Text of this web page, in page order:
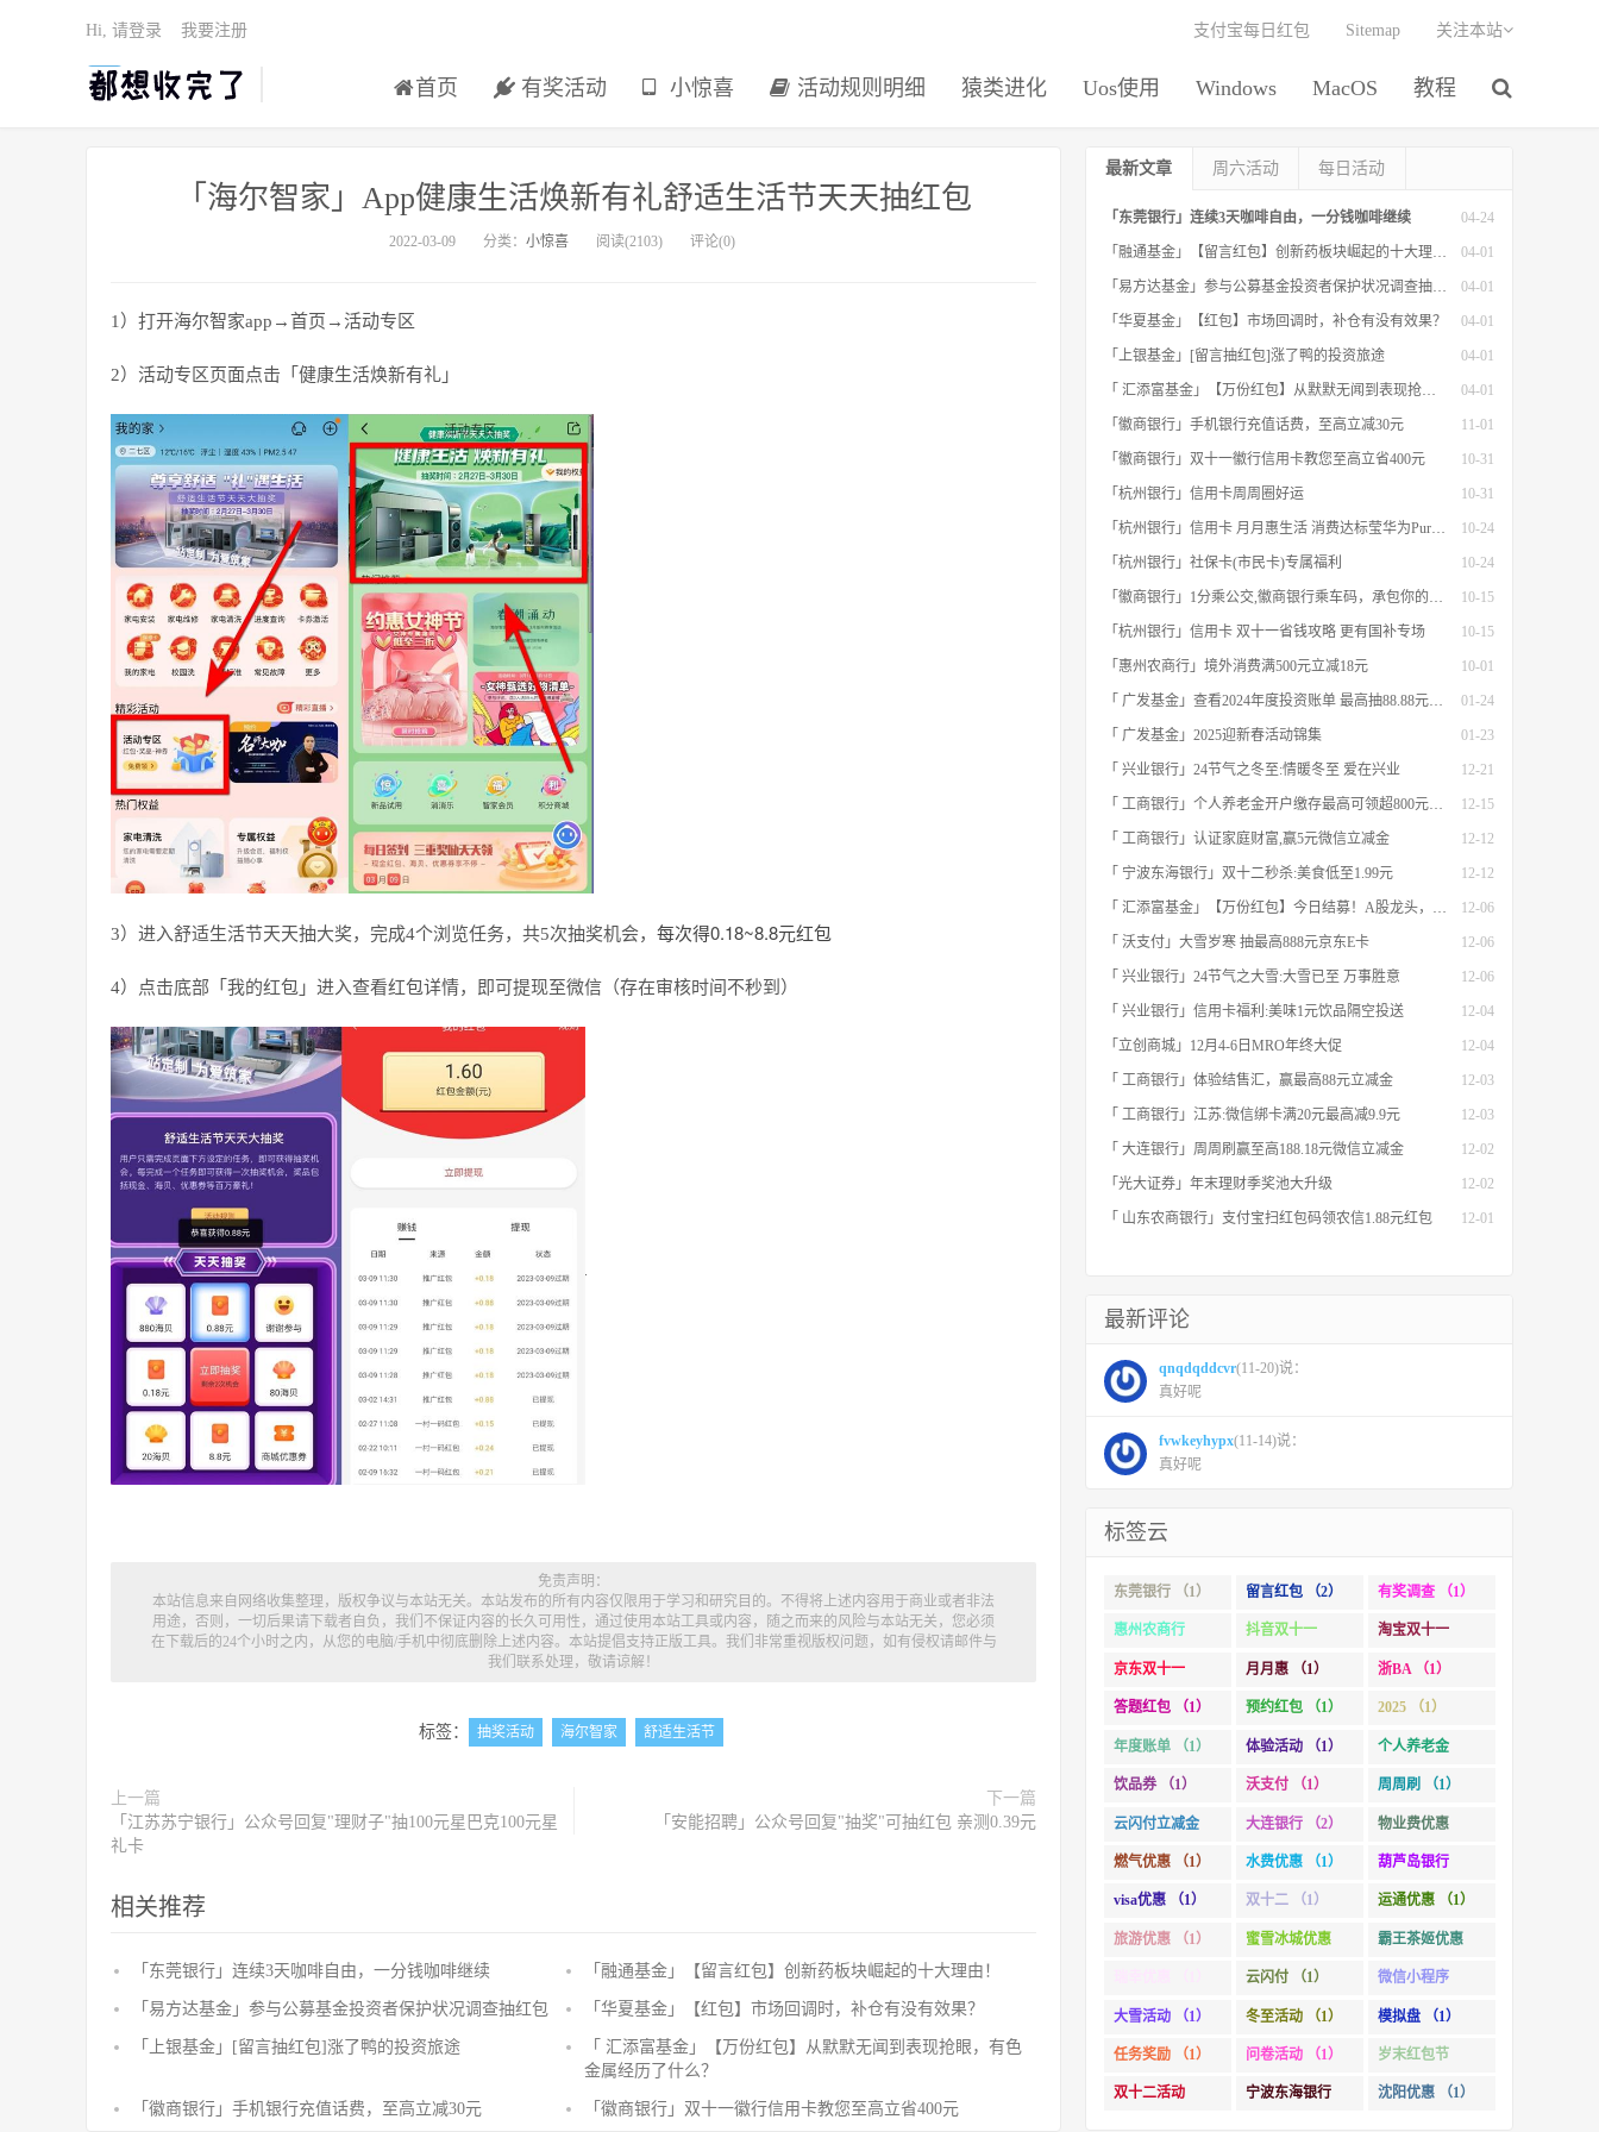
首页 有奖活动 小惊喜 活动规则明细 猿类进化 Uos使用 Windows MacOS 教程
支付宝每日红包 Sitemap 关注本站
Hi, 请登录 我要注册
「海尔智家」App健康生活焕新有礼舒适生活节天天抽红包
2022-03-09 分类： 小惊喜 阅读(2103) 评论(0)
1）打开海尔智家app→首页→活动专区
2）活动专区页面点击「健康生活焕新有礼」
3）进入舒适生活节天天抽大奖，完成4个浏览任务，共5次抽奖机会， 每次得0.18~8.8元红包
4）点击底部「我的红包」进入查看红包详情，即可提现至微信（存在审核时间不秒到）
免责声明：
本站信息来自网络收集整理，版权争议与本站无关。本站发布的所有内容仅限用于学习和研究目的。不得将上述内容用于商业或者非法
用途，否则，一切后果请下载者自负，我们不保证内容的长久可用性，通过使用本站工具或内容，随之而来的风险与本站无关，您必须
在下载后的24个小时之内，从您的电脑/手机中彻底删除上述内容。本站提倡支持正版工具。我们非常重视版权问题，如有侵权请邮件与
我们联系处理，敬请谅解！
标签： 抽奖活动 海尔智家 舒适生活节
上一篇
「江苏苏宁银行」公众号回复"理财子"抽100元星巴克100元星
礼卡
下一篇
「安能招聘」公众号回复"抽奖"可抽红包 亲测0.39元
相关推荐
「东莞银行」连续3天咖啡自由，一分钱咖啡继续 「融通基金」【留言红包】创新药板块崛起的十大理由！
「易方达基金」参与公募基金投资者保护状况调查抽红包 「华夏基金」【红包】市场回调时，补仓有没有效果？
「上银基金」[留言抽红包]​涨了鸭的投资旅途
「 汇添富基金」【万份红包】从默默无闻到表现抢眼，有色
金属经历了什么？
「徽商银行」手机银行充值话费，至高立减30元 「徽商银行」双十一徽行信用卡教您至高立省400元
最新文章 周六活动 每日活动
04-24
「东莞银行」连续3天咖啡自由，一分钱咖啡继续
04-01
「融通基金」【留言红包】创新药板块崛起的十大理由！
04-01
「易方达基金」参与公募基金投资者保护状况调查抽红包
04-01
「华夏基金」【红包】市场回调时，补仓有没有效果？
04-01
「上银基金」[留言抽红包]​涨了鸭的投资旅途
04-01
「 汇添富基金」【万份红包】从默默无闻到表现抢眼，有色金属经历了什么？
11-01
「徽商银行」手机银行充值话费，至高立减30元
10-31
「徽商银行」双十一徽行信用卡教您至高立省400元
10-31
「杭州银行」信用卡周周圈好运
10-24
「杭州银行」信用卡 月月惠生活 消费达标莹华为PuraX MateBook14等好礼
10-24
「杭州银行」社保卡(市民卡)专属福利
10-15
「徽商银行」1分乘公交,徽商银行乘车码，承包你的秋日趣味出行[限合肥]
10-15
「杭州银行」信用卡 双十一省钱攻略 更有国补专场
10-01
「惠州农商行」境外消费满500元立减18元
01-24
「 广发基金」查看2024年度投资账单 最高抽88.88元红包
01-23
「 广发基金」2025迎新春活动锦集
12-21
「 兴业银行」24节气之冬至:情暖冬至 爱在兴业
12-15
「 工商银行」个人养老金开户缴存最高可领超800元立减金
12-12
「 工商银行」认证家庭财富,赢5元微信立减金
12-12
「 宁波东海银行」双十二秒杀:美食低至1.99元
12-06
「 汇添富基金」【万份红包】今日结募！A股龙头，尽入此基矣
12-06
「 沃支付」大雪岁寒 抽最高888元京东E卡
12-06
「 兴业银行」24节气之大雪:大雪已至 万事胜意
12-04
「 兴业银行」信用卡福利:美味1元饮品隔空投送
12-04
「立创商城」12月4-6日MRO年终大促
12-03
「 工商银行」体验结售汇，赢最高88元立减金
12-03
「 工商银行」江苏:微信绑卡满20元最高减9.9元
12-02
「 大连银行」周周刷赢至高188.18元微信立减金
12-02
「光大证券」年末理财季奖池大升级
12-01
「 山东农商银行」支付宝扫红包码领农信1.88元红包
最新评论
qnqdqddcvr(11-20)说：
真好呢
fvwkeyhypx(11-14)说：
真好呢
标签云
东莞银行 （1） 留言红包 （2） 有奖调查 （1）
惠州农商行
（1）
抖音双十一
（1）
淘宝双十一
（2）
京东双十一
（1）
月月惠 （1） 浙BA （1）
答题红包 （1） 预约红包 （1） 2025 （1）
年度账单 （1） 体验活动 （1） 个人养老金
（1）
饮品券 （1） 沃支付 （1） 周周刷 （1）
云闪付立减金
（1）
大连银行 （2） 物业费优惠
（1）
燃气优惠 （1） 水费优惠 （1） 葫芦岛银行
（1）
visa优惠 （1） 双十二 （1） 运通优惠 （1）
旅游优惠 （1） 蜜雪冰城优惠
（1）
霸王茶姬优惠
（1）
云闪付 （1） 微信小程序
（1）
大雪活动 （1） 冬至活动 （1） 模拟盘 （1）
任务奖励 （1） 问卷活动 （1） 岁末红包节
（1）
双十二活动 宁波东海银行 沈阳优惠 （1）